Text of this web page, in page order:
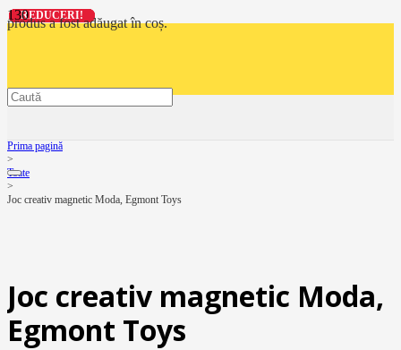
produsa fost adăugat în coș.
Prima pagină
>
Toate
>
Joc creativ magnetic Moda, Egmont Toys
Joc creativ magnetic Moda,
Egmont Toys
REDUCERI!
REDUCERI!
REDUCERI!
REDUCERI!